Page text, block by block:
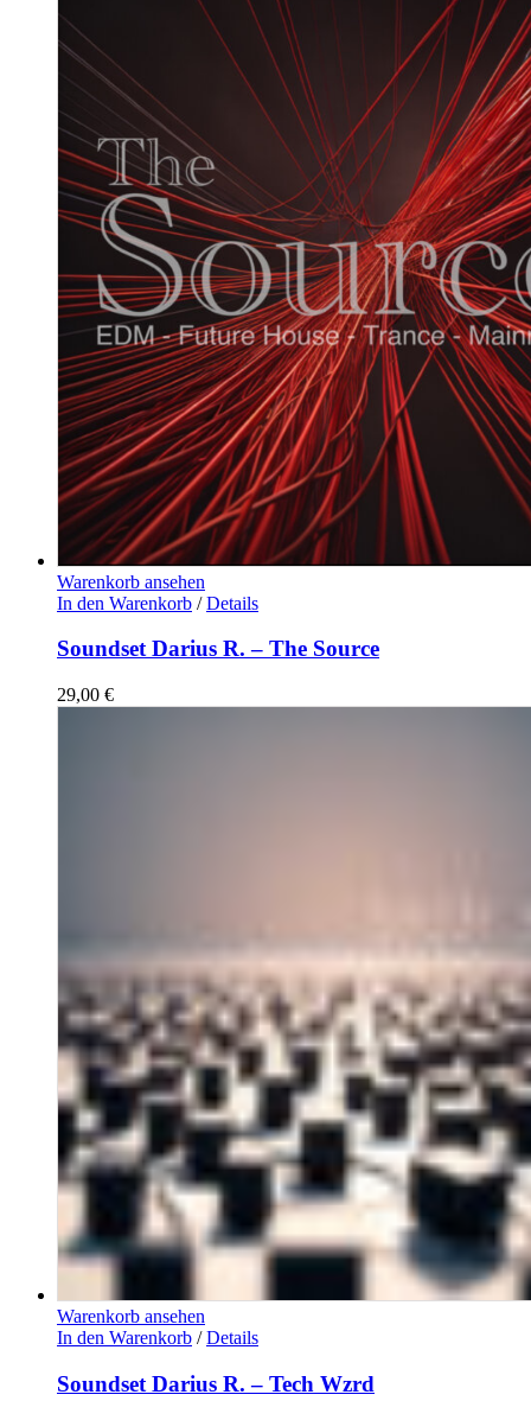
Warenkorb ansehen
In den Warenkorb / Details
Soundset Darius R. – The Source
29,00 €
Warenkorb ansehen
In den Warenkorb / Details
Soundset Darius R. – Tech Wzrd